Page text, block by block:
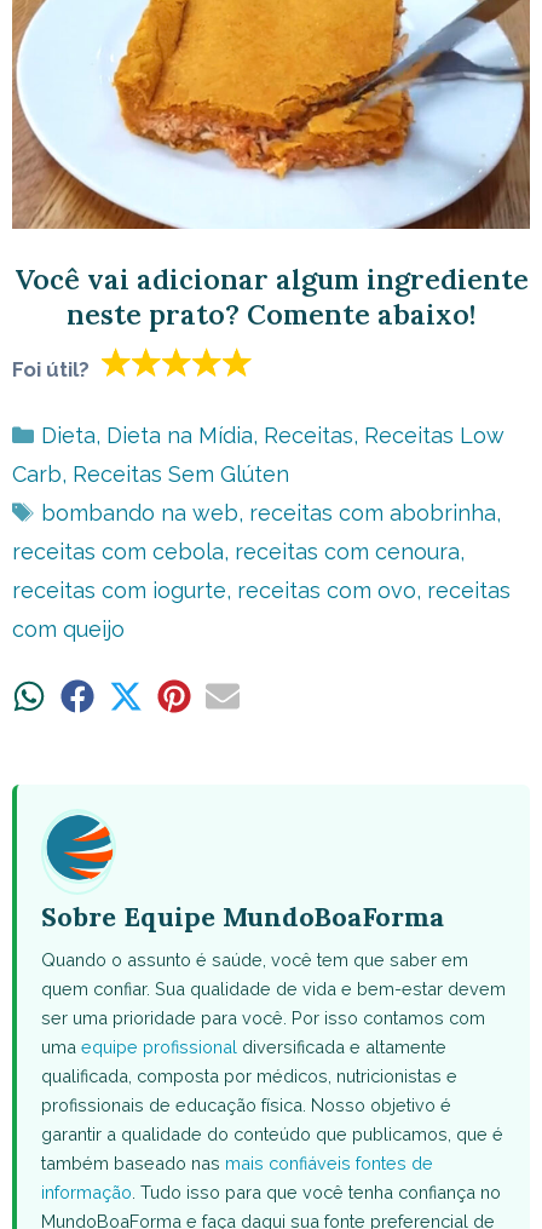
Você vai adicionar algum ingrediente
neste prato? Comente abaixo!
Foi útil?
Categorias
Dieta, Dieta na Mídia, Receitas, Receitas Low
Carb, Receitas Sem Glúten
Tags
bombando na web, receitas com abobrinha,
receitas com cebola, receitas com cenoura,
receitas com iogurte, receitas com ovo, receitas
com queijo
ShareShare ShareShareShare
Sobre Equipe MundoBoaForma
Quando o assunto é saúde, você tem que saber em
quem confiar. Sua qualidade de vida e bem-estar devem
ser uma prioridade para você. Por isso contamos com
uma equipe profissional diversificada e altamente
qualificada, composta por médicos, nutricionistas e
profissionais de educação física. Nosso objetivo é
garantir a qualidade do conteúdo que publicamos, que é
também baseado nas mais confiáveis fontes de
informação . Tudo isso para que você tenha confiança no
MundoBoaForma e faça daqui sua fonte preferencial de